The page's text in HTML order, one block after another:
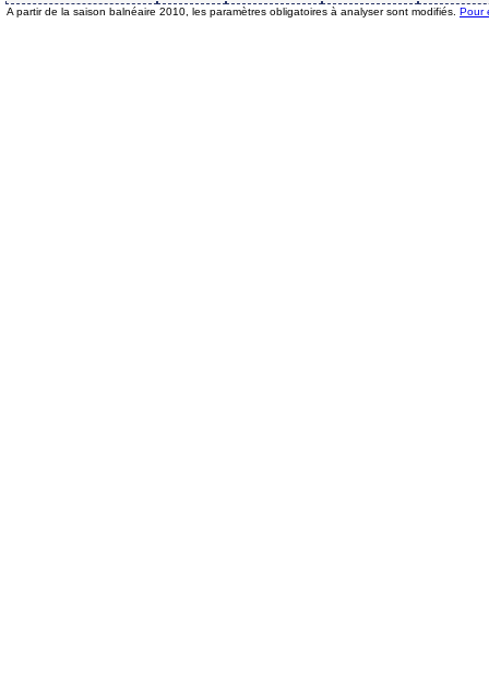
A partir de la saison balnéaire 2010, les paramètres obligatoires à analyser sont modifiés. Pour